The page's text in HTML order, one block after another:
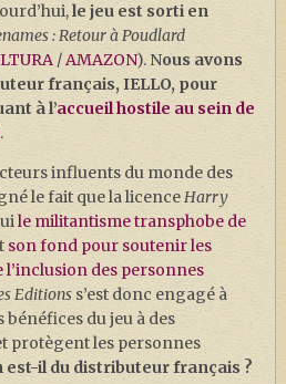
LA GAZETTE
le jeu est sorti en
: Retour à Poudlard
/AMAZON). Nous avons
français, IELLO, pour
à l’accueil hostile au sein de
.
influents du monde des
le fait que la licenceHarry
le militantisme transphobe de
son fond pour soutenir les
des personnes
Editionss’est donc engagé à
du jeu à des
protègent les personnes
est-il du distributeur français ?